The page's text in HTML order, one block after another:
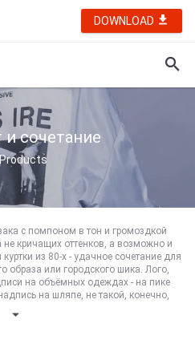
DOWNLOAD
и сочетание
с помпоном в тон и громоздкой
кричащих оттенков, а возможно и
из 80-х - удачное сочетание для
образа или городского шика. Лого,
на объёмных одеждах - на пике
на шляпе, не такой, конечно,